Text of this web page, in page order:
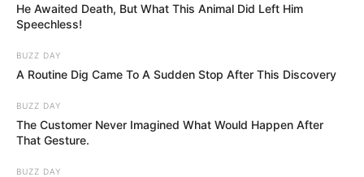
He Awaited Death, But What This Animal Did Left Him
Speechless!
BUZZ DAY
A Routine Dig Came To A Sudden Stop After This Discovery
BUZZ DAY
The Customer Never Imagined What Would Happen After
That Gesture.
BUZZ DAY